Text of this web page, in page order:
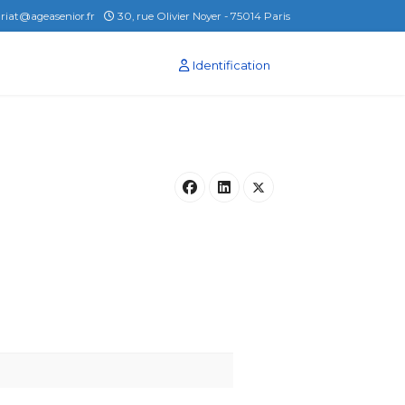
30, rue Olivier Noyer - 75014 Paris
Identification